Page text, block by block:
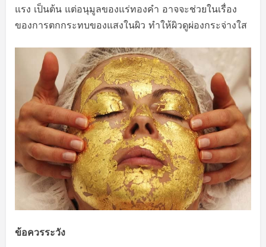
แรง เป็นต้น แต่อนุมูลของแร่ทองคำ อาจจะช่วยในเรื่อง
ของการตกกระทบของแสงในผิว ทำให้ผิวดูผ่องกระจ่างใส
ข้อควรระวัง